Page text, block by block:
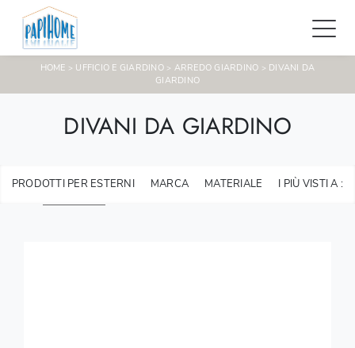
HOME > UFFICIO E GIARDINO> ARREDO GIARDINO > DIVANI DA
GIARDINO
DIVANI DA GIARDINO
PRODOTTI PER ESTERNI MARCA MATERIALE I PIÙ VISTI A :